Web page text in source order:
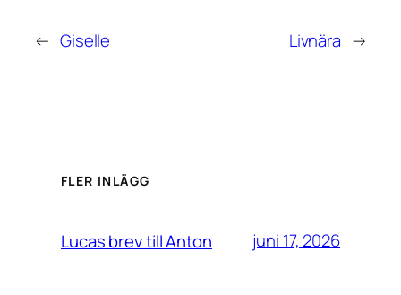
← Giselle Livnära →
FLER INLÄGG
Lucas brev till Anton juni 17, 2026